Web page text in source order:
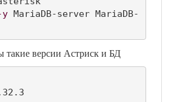
y MariaDB-server MariaDB-
такие версии Астриск и БД